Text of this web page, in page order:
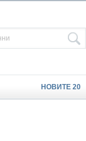
НОВИТЕ 20